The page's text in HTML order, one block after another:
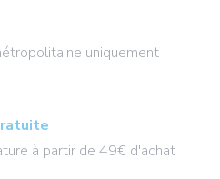
uniquement
à partir de 49€ d'achat